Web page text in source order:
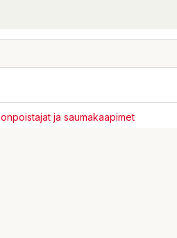
ja saumakaapimet